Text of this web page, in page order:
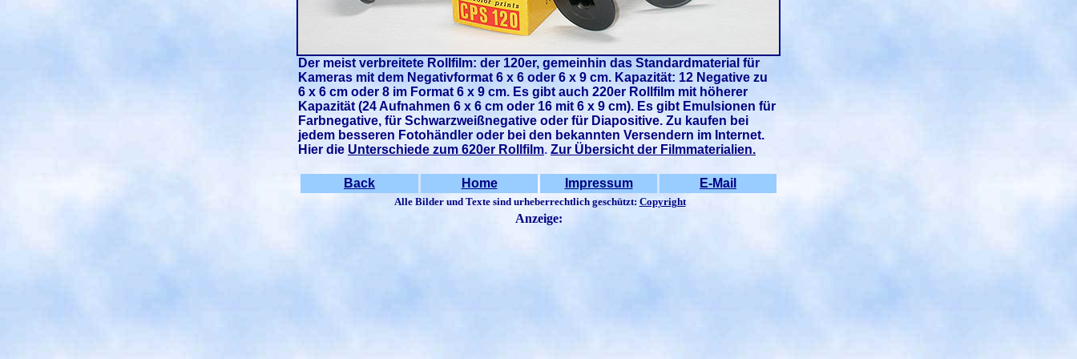
Der meist verbreitete Rollfilm: der 120er, gemeinhin das Standardmaterial für
Kameras mit dem Negativformat 6 x 6 oder 6 x 9 cm. Kapazität: 12 Negative zu
6 x 6 cm oder 8 im Format 6 x 9 cm. Es gibt auch 220er Rollfilm mit höherer
Kapazität (24 Aufnahmen 6 x 6 cm oder 16 mit 6 x 9 cm). Es gibt Emulsionen für
Farbnegative, für Schwarzweißnegative oder für Diapositive. Zu kaufen bei
jedem besseren Fotohändler oder bei den bekannten Versendern im Internet.
Hier die Unterschiede zum 620er Rollfilm. Zur Übersicht der Filmmaterialien.
Back Home Impressum E-Mail
Alle Bilder und Texte sind urheberrechtlich geschützt: Copyright
Anzeige: